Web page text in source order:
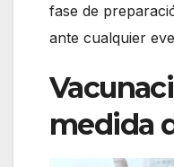
fase de
ante cualquier
medida